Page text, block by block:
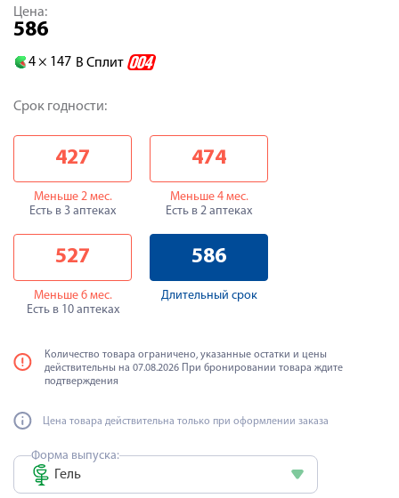
Цена:
586
4 × 147 В Сплит
Срок годности:
427
Меньше 2 мес.
Есть в 3 аптеках
474
Меньше 4 мес.
Есть в 2 аптеках
527
Меньше 6 мес.
Есть в 10 аптеках
586
Длительный срок
Количество товара ограничено, указанные остатки и цены
действительны на 07.08.2026 При бронировании товара ждите
подтверждения
Цена товара действительна только при оформлении заказа
Форма выпуска:
Гель